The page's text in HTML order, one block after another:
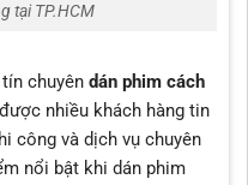
tại TP.HCM
chuyên dán phim cách
nhiều khách hàng tin
công và dịch vụ chuyên
nổi bật khi dán phim